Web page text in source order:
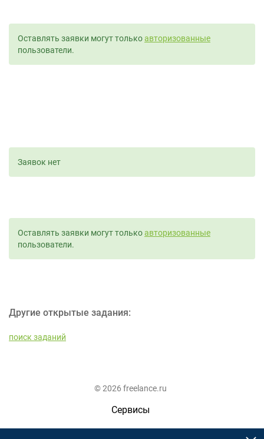
Оставлять заявки могут толькоавторизованные
пользователи.
Заявок нет
Оставлять заявки могут толькоавторизованные
пользователи.
Другие открытые задания:
поиск заданий
© 2026 freelance.ru
Сервисы
Помощь